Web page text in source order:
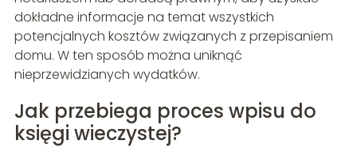
dokładne informacje na temat wszystkich
potencjalnych kosztów związanych z przepisaniem
domu. W ten sposób można uniknąć
nieprzewidzianych wydatków.
Jak przebiega proces wpisu do
księgi wieczystej?